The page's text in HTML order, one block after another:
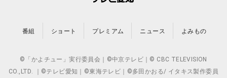
番組 ショート プレミアム ニュース よみもの
©「かよチュー」実行委員会｜©中京テレビ｜© CBC TELEVISION
CO.,LTD. ｜©テレビ愛知｜©東海テレビ｜©多田かおる/ イタキス製作委員